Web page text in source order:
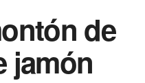
de
jamón